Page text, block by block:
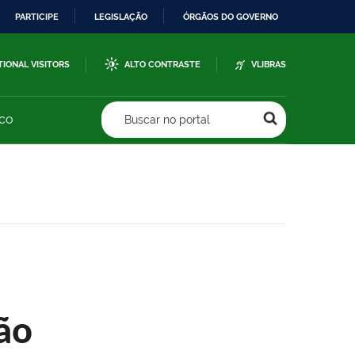
PARTICIPE LEGISLAÇÃO ÓRGÃOS DO GOVERNO
VISITORS ALTO CONTRASTE VLIBRAS
Buscar no portal